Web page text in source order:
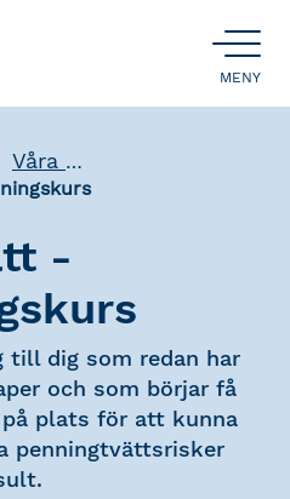
ÖPPNA
MENY
Våra utbildningar
-
till dig som redan har
och som börjar få
plats för att kunna
penningtvättsrisker